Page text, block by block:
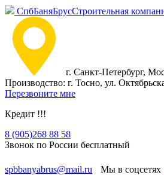
СпбБаняБрусСтроительная
г. Санкт-Петербург,
Производство: г. Тосно, ул.
Перезвоните мне
Кредит !!!
8 (905)268 88 58
Звонок по России бесплатный
spbbanyabrus@mail.ru
Мы в соцсетях